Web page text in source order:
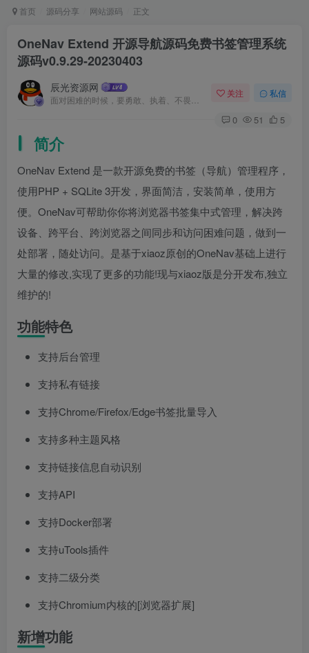
首页 源码分享 网站源码 正文
OneNav Extend 开源导航源码免费书签管理系统
源码v0.9.29-20230403
辰光资源网 关注 私信
0 51 5
简介
OneNav Extend 是一款开源免费的书签（导航）管理程序，
使用PHP + SQLite 3开发，界面简洁，安装简单，使用方
便。OneNav可帮助你你将浏览器书签集中式管理，解决跨
设备、跨平台、跨浏览器之间同步和访问困难问题，做到一
处部署，随处访问。是基于xiaoz原创的OneNav基础上进行
大量的修改,实现了更多的功能!现与xiaoz版是分开发布,独立
维护的!
功能特色
支持后台管理
支持私有链接
支持Chrome/Firefox/Edge书签批量导入
支持多种主题风格
支持链接信息自动识别
支持API
支持Docker部署
支持uTools插件
支持二级分类
支持Chromium内核的[浏览器扩展]
新增功能